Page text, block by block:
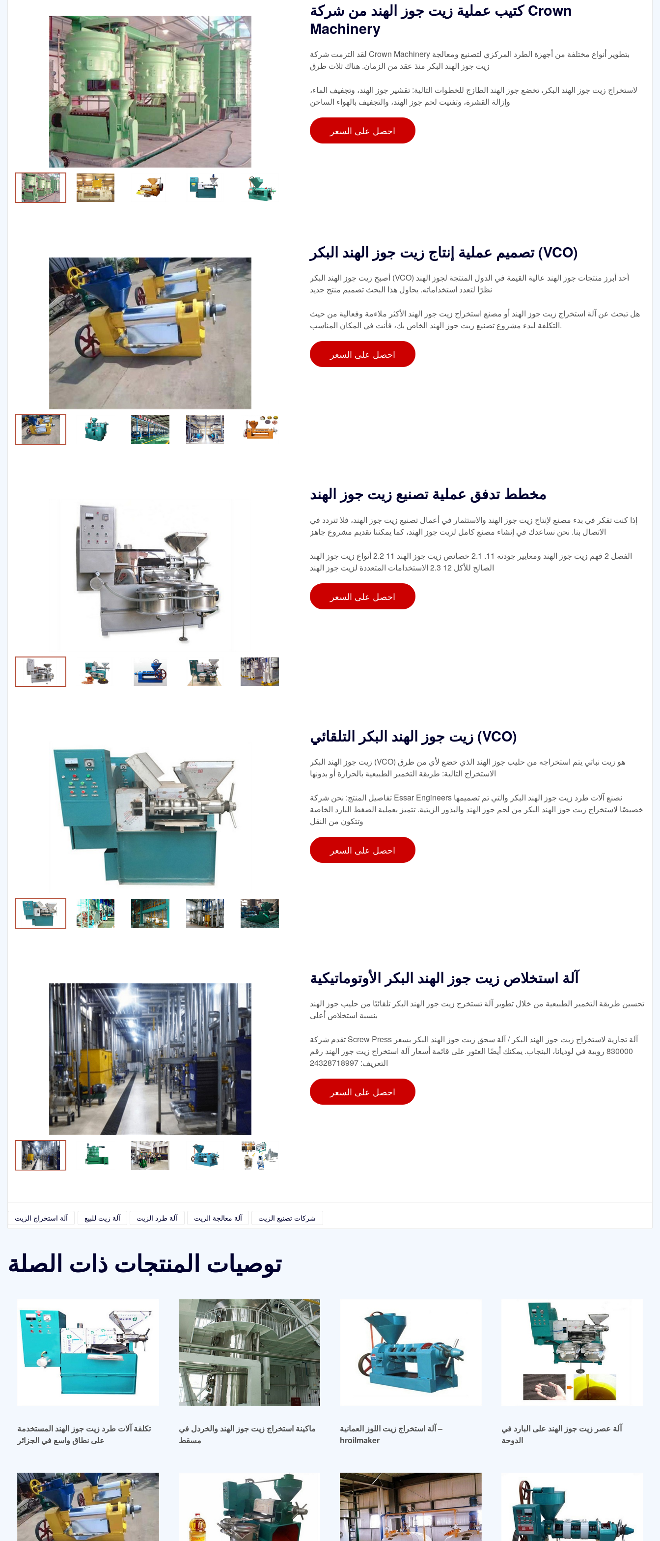
كتيب عملية زيت جوز الهند من شركة Crown
Machinery
لقد التزمت شركة Crown Machinery بتطوير أنواع مختلفة من أجهزة الطرد المركزي لتصنيع ومعالجة
زيت جوز الهند البكر منذ عقد من الزمان. هناك ثلاث طرق
لاستخراج زيت جوز الهند البكر، تخضع جوز الهند الطازج للخطوات التالية: تقشير جوز الهند، وتجفيف الماء،
وإزالة القشرة، وتفتيت لحم جوز الهند، والتجفيف بالهواء الساخن
احصل على السعر
تصميم عملية إنتاج زيت جوز الهند البكر (VCO)
أصبح زيت جوز الهند البكر (VCO) أحد أبرز منتجات جوز الهند عالية القيمة في الدول المنتجة لجوز الهند
نظرًا لتعدد استخداماته. يحاول هذا البحث تصميم منتج جديد
هل تبحث عن آلة استخراج زيت جوز الهند أو مصنع استخراج زيت جوز الهند الأكثر ملاءمة وفعالية من حيث
التكلفة لبدء مشروع تصنيع زيت جوز الهند الخاص بك، فأنت في المكان المناسب.
احصل على السعر
مخطط تدفق عملية تصنيع زيت جوز الهند
إذا كنت تفكر في بدء مصنع لإنتاج زيت جوز الهند والاستثمار في أعمال تصنيع زيت جوز الهند، فلا تتردد في
الاتصال بنا. نحن نساعدك في إنشاء مصنع كامل لزيت جوز الهند، كما يمكننا تقديم مشروع جاهز
الفصل 2 فهم زيت جوز الهند ومعايير جودته 11. 2.1 خصائص زيت جوز الهند 11 2.2 أنواع زيت جوز الهند
الصالح للأكل 12 2.3 الاستخدامات المتعددة لزيت جوز الهند
احصل على السعر
زيت جوز الهند البكر التلقائي (VCO)
زيت جوز الهند البكر (VCO) هو زيت نباتي يتم استخراجه من حليب جوز الهند الذي خضع لأي من طرق
الاستخراج التالية: طريقة التخمير الطبيعية بالحرارة أو بدونها
تفاصيل المنتج: نحن شركة Essar Engineers نصنع آلات طرد زيت جوز الهند البكر والتي تم تصميمها
خصيصًا لاستخراج زيت جوز الهند البكر من لحم جوز الهند والبذور الزيتية. تتميز بعملية الضغط البارد الخاصة
وتتكون من النقل
احصل على السعر
آلة استخلاص زيت جوز الهند البكر الأوتوماتيكية
تحسين طريقة التخمير الطبيعية من خلال تطوير آلة تستخرج زيت جوز الهند البكر تلقائيًا من حليب جوز الهند
بنسبة استخلاص أعلى
تقدم شركة Screw Press آلة تجارية لاستخراج زيت جوز الهند البكر / آلة سحق زيت جوز الهند البكر بسعر
830000 روبية في لوديانا، البنجاب. يمكنك أيضًا العثور على قائمة أسعار آلة استخراج زيت جوز الهند رقم
التعريف: 24328718997
احصل على السعر
آلة استخراج الزيت آلة زيت للبيع آلة طرد الزيت آلة معالجة الزيت شركات تصنيع الزيت
توصيات المنتجات ذات الصلة
تكلفة آلات طرد زيت جوز الهند المستخدمة
على نطاق واسع في الجزائر
ماكينة استخراج زيت جوز الهند والخردل في
مسقط
آلة استخراج زيت اللوز العمانية –
hroilmaker
آلة عصر زيت جوز الهند على البارد في
الدوحة